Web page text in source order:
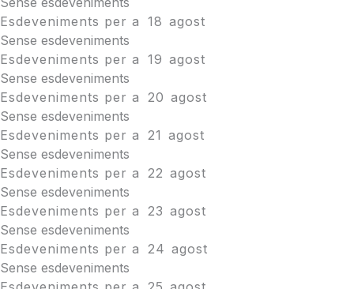
Esdeveniments per a 18 agost
Sense esdeveniments
Esdeveniments per a 19 agost
Sense esdeveniments
Esdeveniments per a
20 agost
Sense esdeveniments
Esdeveniments per a
21 agost
Sense esdeveniments
Esdeveniments per a
22 agost
Sense esdeveniments
Esdeveniments per a
23 agost
Sense esdeveniments
Esdeveniments per a
24 agost
Sense esdeveniments